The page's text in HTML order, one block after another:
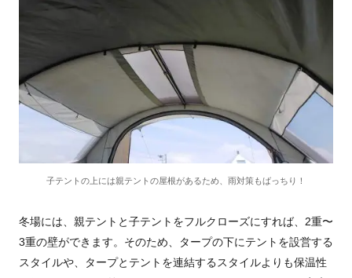
子テントの上には親テントの屋根があるため、雨対策もばっちり！
冬場には、親テントと子テントをフルクローズにすれば、2重〜
3重の壁ができます。そのため、タープの下にテントを設営する
スタイルや、タープとテントを連結するスタイルよりも保温性